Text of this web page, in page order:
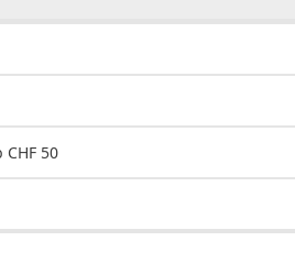
50